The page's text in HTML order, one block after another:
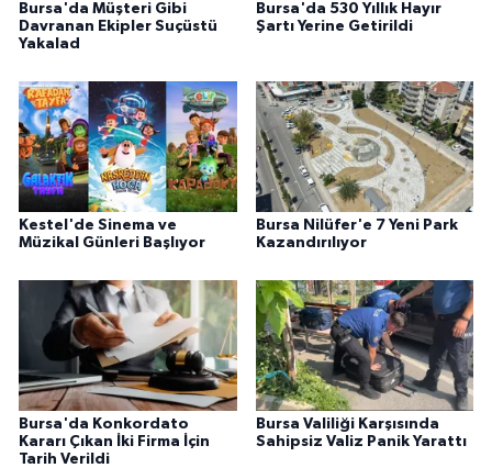
Bursa'da Müşteri Gibi
Davranan Ekipler Suçüstü
Yakalad
Bursa'da 530 Yıllık Hayır
Şartı Yerine Getirildi
Kestel'de Sinema ve
Müzikal Günleri Başlıyor
Bursa Nilüfer'e 7 Yeni Park
Kazandırılıyor
Bursa'da Konkordato
Kararı Çıkan İki Firma İçin
Tarih Verildi
Bursa Valiliği Karşısında
Sahipsiz Valiz Panik Yarattı